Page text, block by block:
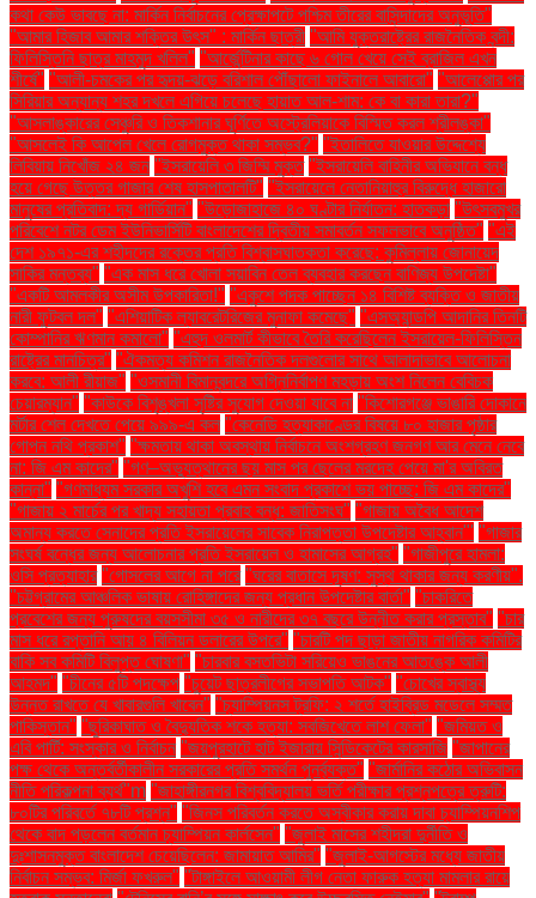
কথা কেউ ভাবছে না: মার্কিন নির্বাচনের প্রেক্ষাপটে পশ্চিম তীরের বাসিন্দাদের অনুভূতি"
"আমার হিজাব আমার শক্তির উৎস" : মার্কিন ছাত্রী "আমি যুক্তরাষ্ট্রের রাজনৈতিক বন্দী:
ফিলিস্তিনি ছাত্র মাহমুদ খলিল" "আর্জেন্টিনার কাছে ৬ গোল খেয়ে সেই ব্রাজিল এখন
শীর্ষে" "আলী-চমকের পর হৃদয়-ঝড়ে বরিশাল পৌঁছালো ফাইনালে আবারো" "আলেপ্পোর পর
সিরিয়ার অন্যান্য শহর দখলে এগিয়ে চলেছে হায়াত আল-শাম: কে বা কারা তারা?"
"আসলাঙ্কারের সেঞ্চুরি ও তিকশানার ঘূর্ণিতে অস্ট্রেলিয়াকে বিস্মিত করল শ্রীলঙ্কা"
"আসলেই কি আপেল খেলে রোগমুক্ত থাকা সম্ভব?" "ইতালিতে যাওয়ার উদ্দেশ্যে
লিবিয়ায় নিখোঁজ ২৪ জন "ইসরায়েলি ৩ জিম্মি মুক্ত "ইসরায়েলি বাহিনীর অভিযানে বন্ধ
হয়ে গেছে উত্তর গাজার শেষ হাসপাতালটি" "ইসরায়েলে নেতানিয়াহুর বিরুদ্ধে হাজারো
মানুষের প্রতিবাদ: দ্য গার্ডিয়ান" "উড়োজাহাজে ৪০ ঘণ্টার নির্যাতন: হাতকড়া "উৎসবমুখর
পরিবেশে নটর ডেম ইউনিভার্সিটি বাংলাদেশের দ্বিতীয় সমাবর্তন সফলভাবে অনুষ্ঠিত" "এই
দেশ ১৯৭১-এর শহীদদের রক্তের প্রতি বিশ্বাসঘাতকতা করেছে: কুমিল্লায় জোনায়েদ
সাকির মন্তব্য" "এক মাস ধরে খোলা সয়াবিন তেল ব্যবহার করছেন বাণিজ্য উপদেষ্টা"
"একটি আমলকীর অসীম উপকারিতা!" "একুশে পদক পাচ্ছেন ১৪ বিশিষ্ট ব্যক্তি ও জাতীয়
নারী ফুটবল দল" "এশিয়াটিক ল্যাবরেটরিজের মুনাফা কমেছে" "এসঅ্যান্ডপি আদানির তিনটি
কোম্পানির ঋণমান কমালো" "এহুদ ওলমার্ট কীভাবে তৈরি করেছিলেন ইসরায়েল-ফিলিস্তিন
রাষ্ট্রের মানচিত্র" "ঐকমত্য কমিশন রাজনৈতিক দলগুলোর সাথে আলাদাভাবে আলোচনা
করবে: আলী রীয়াজ" "ওসমানী বিমানবন্দরে অগ্নিনির্বাপণ মহড়ায় অংশ নিলেন বেবিচক
চেয়ারম্যান" "কাউকে বিশৃঙ্খলা সৃষ্টির সুযোগ দেওয়া যাবে না "কিশোরগঞ্জে ভাঙারি দোকানে
মর্টার শেল দেখতে পেয়ে ৯৯৯-এ কল "কেনেডি হত্যাকাণ্ডের বিষয়ে ৮০ হাজার পৃষ্ঠার
গোপন নথি প্রকাশ" "ক্ষমতায় থাকা অবস্থায় নির্বাচনে অংশগ্রহণ জনগণ আর মেনে নেবে
না: জি এম কাদের" "গণ–অভ্যুত্থানের ছয় মাস পর ছেলের মরদেহ পেয়ে মা'র অবিরত
কান্না" "গণমাধ্যম সরকার অখুশি হবে এমন সংবাদ প্রকাশে ভয় পাচ্ছে: জি এম কাদের"
"গাজায় ২ মার্চের পর খাদ্য সহায়তা প্রবাহ বন্ধ: জাতিসংঘ" "গাজায় অবৈধ আদেশ
অমান্য করতে সেনাদের প্রতি ইসরায়েলের সাবেক নিরাপত্তা উপদেষ্টার আহ্বান"' "গাজার
সংঘর্ষ বন্ধের জন্য আলোচনার প্রতি ইসরায়েল ও হামাসের আগ্রহ" "গাজীপুরে হামলা:
ওসি প্রত্যাহার "গোসলের আগে না পরে "ঘরের বাতাসে দূষণ: সুস্থ থাকার জন্য করণীয়".
"চট্টগ্রামের আঞ্চলিক ভাষায় রোহিঙ্গাদের জন্য প্রধান উপদেষ্টার বার্তা" "চাকরিতে
প্রবেশের জন্য পুরুষদের বয়সসীমা ৩৫ ও নারীদের ৩৭ বছরে উন্নীত করার প্রস্তাব" "চার
মাস ধরে রপ্তানি আয় ৪ বিলিয়ন ডলারের উপরে" "চারটি পদ ছাড়া জাতীয় নাগরিক কমিটির
বাকি সব কমিটি বিলুপ্ত ঘোষণা" "চারবার বসতভিটা সরিয়েও ভাঙনের আতঙ্কে আলী
আহমদ" "চীনের ৫টি পদক্ষেপ "চুয়েট ছাত্রলীগের সভাপতি আটক" "চোখের স্বাস্থ্য
উন্নত রাখতে যে খাবারগুলি খাবেন" "চ্যাম্পিয়নস ট্রফি: ২ শর্তে হাইব্রিড মডেলে সম্মত
পাকিস্তান" "ছুরিকাঘাত ও বৈদ্যুতিক শকে হত্যা: সবজিখেতে লাশ ফেলা" "জমিয়ত ও
এবি পার্টি: সংস্কার ও নির্বাচন "জয়পুরহাটে হাট ইজারায় সিন্ডিকেটের কারসাজি "জাপানের
পক্ষ থেকে অন্তর্বর্তীকালীন সরকারের প্রতি সমর্থন পুনর্ব্যক্ত" "জার্মানির কঠোর অভিবাসন
নীতি পরিকল্পনা ব্যর্থ"m "জাহাঙ্গীরনগর বিশ্ববিদ্যালয় ভর্তি পরীক্ষার প্রশ্নপত্রে ত্রুটি:
৮০টির পরিবর্তে ৭৮টি প্রশ্ন" "জিনস পরিবর্তন করতে অস্বীকার করায় দাবা চ্যাম্পিয়নশিপ
থেকে বাদ পড়লেন বর্তমান চ্যাম্পিয়ন কার্লসেন" "জুলাই মাসের শহীদরা দুর্নীতি ও
দুঃশাসনমুক্ত বাংলাদেশ চেয়েছিলেন: জামায়াত আমির" "জুলাই-আগস্টের মধ্যে জাতীয়
নির্বাচন সম্ভব: মির্জা ফখরুল" "টাঙ্গাইলে আওয়ামী লীগ নেতা ফারুক হত্যা মামলার রায়ে